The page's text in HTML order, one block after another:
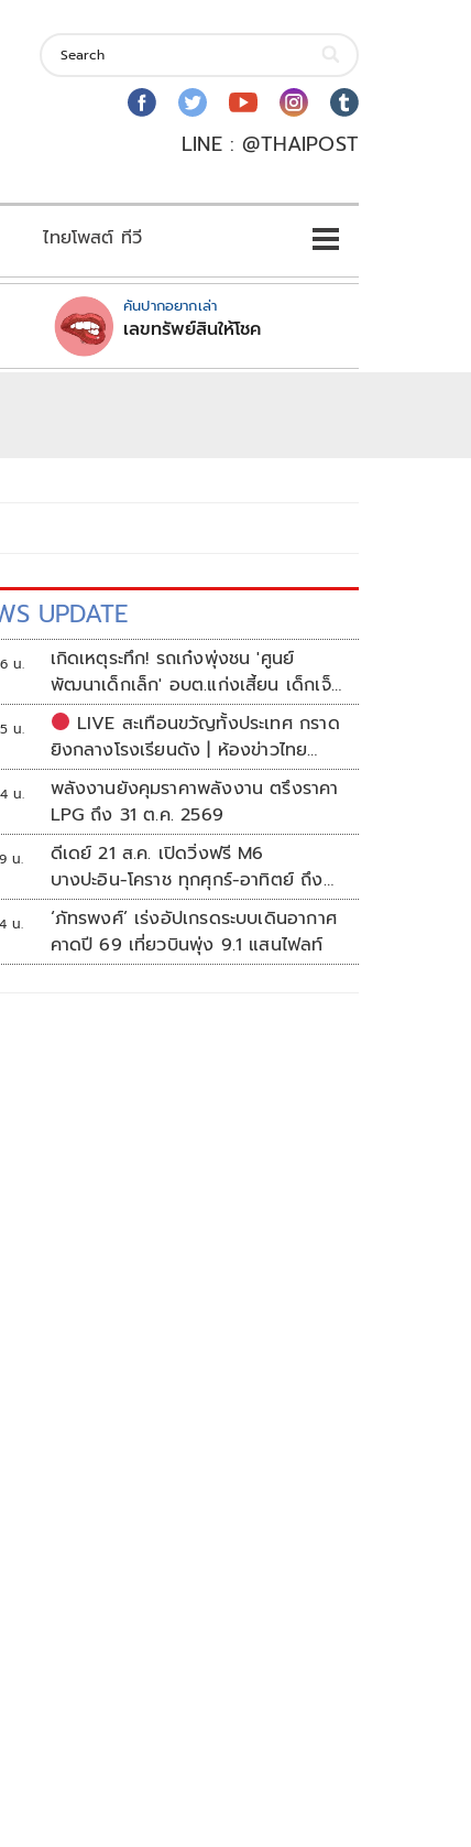
LINE : @THAIPOST
ไทยโพสต์ ทีวี
คันปากอยากเล่า
เลขทรัพย์สินให้โชค
UPDATE
น.
เกิดเหตุระทึก! รถเก๋งพุ่งชน 'ศูนย์
พัฒนาเด็กเล็ก' อบต.แก่งเสี้ยน เด็กเจ็บ
กว่า 10 ราย
น.
LIVE สะเทือนขวัญทั้งประเทศ กราด
ยิงกลางโรงเรียนดัง | ห้องข่าวไทย
โพสต์
น.
พลังงานยังคุมราคาพลังงาน ตรึงราคา
LPG ถึง 31 ต.ค. 2569
น.
ดีเดย์ 21 ส.ค. เปิดวิ่งฟรี M6
บางปะอิน-โคราช ทุกศุกร์-อาทิตย์ ถึง
สิ้นปี 69
น.
‘ภัทรพงศ์’ เร่งอัปเกรดระบบเดินอากาศ
คาดปี 69 เที่ยวบินพุ่ง 9.1 แสนไฟลท์